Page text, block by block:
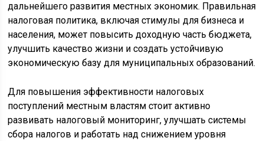
дальнейшего развития местных экономик. Правильная
налоговая политика, включая стимулы для бизнеса и
населения, может повысить доходную часть бюджета,
улучшить качество жизни и создать устойчивую
экономическую базу для муниципальных образований.
Для повышения эффективности налоговых
поступлений местным властям стоит активно
развивать налоговый мониторинг, улучшать системы
сбора налогов и работать над снижением уровня